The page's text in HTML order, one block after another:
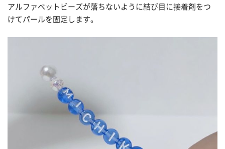
アルファベットビーズが落ちないように結び目に接着剤をつ
けてパールを固定します。